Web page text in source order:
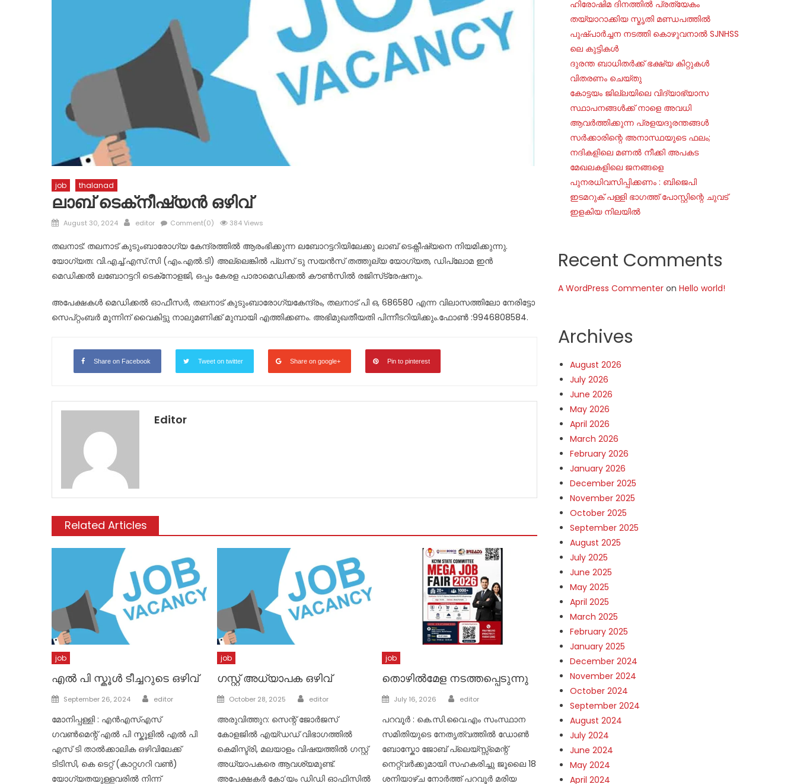
job thalanad
ലാബ് ടെക്‌നീഷ്യൻ ഒഴിവ്
Posted
August 30, 2024 Author
editor Comment(0) 384 Views
തലനാട്: തലനാട് കുടുംബാരോഗ്യ കേന്ദ്രത്തിൽ ആരംഭിക്കുന്ന ലബോറട്ടറിയിലേക്കു ലാബ് ടെക്നീഷ്യനെ നിയമിക്കുന്നു.
യോഗ്യത: വി.എച്ച്.എസ്.സി (എം.എൽ.ടി) അല്ലെങ്കിൽ പ്ലസ് ടു സയൻസ് തത്തുല്യ യോഗ്യത, ഡിപ്ലോമ ഇൻ
മെഡിക്കൽ ലബോറട്ടറി ടെക്‌നോളജി, ഒപ്പം കേരള പാരാമെഡിക്കൽ കൗൺസിൽ രജിസ്‌ട്രേഷനും.
അപേക്ഷകൾ മെഡിക്കൽ ഓഫീസർ, തലനാട് കുടുംബാരോഗ്യകേന്ദ്രം, തലനാട് പി ഒ, 686580 എന്ന വിലാസത്തിലോ നേരിട്ടോ
സെപ്റ്റംബർ മൂന്നിന് വൈകിട്ടു നാലുമണിക്ക് മുമ്പായി എത്തിക്കണം. അഭിമുഖതീയതി പിന്നീടറിയിക്കും.ഫോൺ :9946808584.
Share on Facebook Tweet on twitter Share on google+ Pin to pinterest
Editor
Related Articles
job
എൽ പി സ്കൂൾ ടീച്ചറുടെ ഒഴിവ്
Posted
September 26, 2024 Author
editor
മോനിപ്പള്ളി : എൻഎസ്എസ്
ഗവൺമെന്റ് എൽ പി സ്കൂളിൽ എൽ പി
എസ് ടി താൽക്കാലിക ഒഴിവിലേക്ക്
ടിടിസി, കെ ടെറ്റ് (കാറ്റഗറി വൺ)
യോഗ്യതയുള്ളവരിൽ നിന്ന്
job
ഗസ്റ്റ് അധ്യാപക ഒഴിവ്
Posted
October 28, 2025 Author
editor
അരുവിത്തുറ: സെന്റ് ജോര്‍ജസ്
കോളജില്‍ എയ്ഡഡ് വിഭാഗത്തില്‍
കെമിസ്ട്രി, മലയാളം വിഷയത്തില്‍ ഗസ്റ്റ്
അധ്യാപകരെ ആവശ്യമുണ്ട്.
അപേക്ഷകര്‍ കോ’യം ഡിഡി ഓഫിസില്‍
job
തൊഴിൽമേള നടത്തപ്പെടുന്നു
Posted
July 16, 2026 Author
editor
പറവൂർ : കെ.സി.വൈ.എം സംസ്ഥാന
സമിതിയുടെ നേതൃത്വത്തിൽ ഡോൺ
ബോസ്കോ ജോബ് പ്ലെയ്സ്സ്‌മെന്റ്
നെറ്റ്‌വർക്കുമായി സഹകരിച്ചു ജൂലൈ 18
ശനിയാഴ്ച നോർത്ത് പറവൂർ മരിയ
ഹിരോഷിമ ദിനത്തിൽ പ്രത്യേകം
തയ്യാറാക്കിയ സ്മൃതി മണ്ഡപത്തിൽ
പുഷ്പാർച്ചന നടത്തി കൊഴുവനാൽ SJNHSS
ലെ കുട്ടികൾ
ദുരന്ത ബാധിതർക്ക് ഭക്ഷ്യ കിറ്റുകൾ
വിതരണം ചെയ്തു
കോട്ടയം ജില്ലയിലെ വിദ്യാഭ്യാസ
സ്ഥാപനങ്ങൾക്ക് നാളെ അവധി
ആവർത്തിക്കുന്ന പ്രളയദുരന്തങ്ങൾ
സർക്കാരിന്റെ അനാസ്ഥയുടെ ഫലം;
നദികളിലെ മണൽ നീക്കി അപകട
മേഖലകളിലെ ജനങ്ങളെ
പുനരധിവസിപ്പിക്കണം : ബിജെപി
ഇടമറുക് പള്ളി ഭാഗത്ത്‌ പോസ്റ്റിന്റെ ചുവട്
ഇളകിയ നിലയിൽ
Recent Comments
A WordPress Commenter onHello world!
Archives
August 2026
July 2026
June 2026
May 2026
April 2026
March 2026
February 2026
January 2026
December 2025
November 2025
October 2025
September 2025
August 2025
July 2025
June 2025
May 2025
April 2025
March 2025
February 2025
January 2025
December 2024
November 2024
October 2024
September 2024
August 2024
July 2024
June 2024
May 2024
April 2024